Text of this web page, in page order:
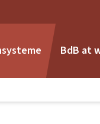
BdB at